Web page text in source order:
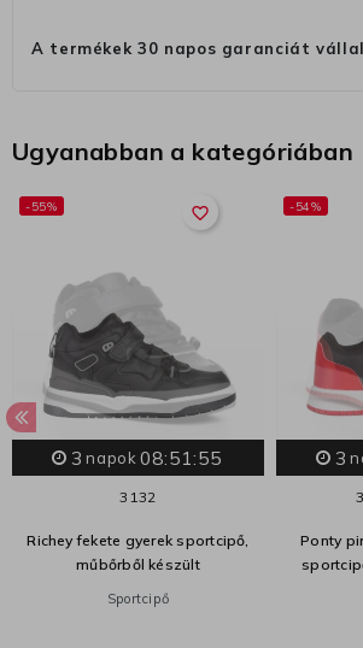
A termékek 30 napos garanciát
Ugyanabban a kategóriában
favorite_border
-55%
3 napok 08:51:55
3132
Richey fekete gyerek sportcipő,
műbőrből készült
Sportcipő
-54%
3
Ponty